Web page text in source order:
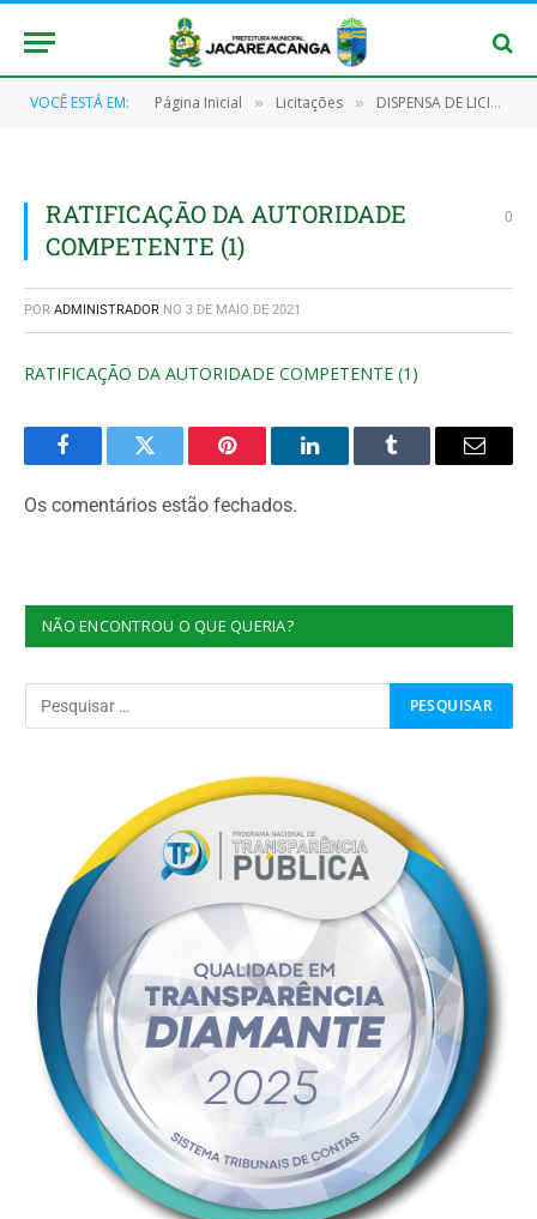
VOCÊ ESTÁ EM: Página Inicial » Licitações » DISPENSA DE LICITAÇÃO Nº 039/2021 (CONTRATAÇÃO DE EMPRESA PARA FORNECER, INSTALAR , SUPORTE TÉCNICO E TREINAR OPERADORES , DE UMA UNIDADE DE USINA DE OXIGÊNIO)
RATIFICAÇÃO DA AUTORIDADE
COMPETENTE (1)
0
POR ADMINISTRADOR NO 3 DE MAIO DE 2021
RATIFICAÇÃO DA AUTORIDADE COMPETENTE (1)
FacebookTwitter Pinterest O
Tumblr
E-
Os comentários estão fechados.
NÃO ENCONTROU O QUE QUERIA?